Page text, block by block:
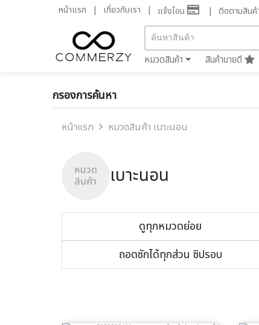
หน้าแรก เกี่ยวกับเรา แจ้งโอน ติดตามสินค้
หมวดสินค้า สินค้าขายดี
กรองการค้นหา
หน้าแรก หมวดสินค้า เบาะนอน
เบาะนอน
ดูทุกหมวดย่อย
ถอดซักได้ทุกส่วน ซิปรอบ